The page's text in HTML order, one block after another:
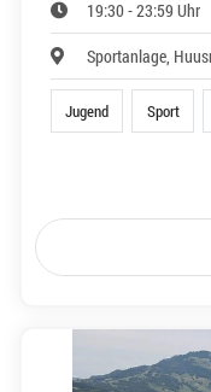
19:30 - 23:59 Uhr
Sportanlage,
Jugend Sport